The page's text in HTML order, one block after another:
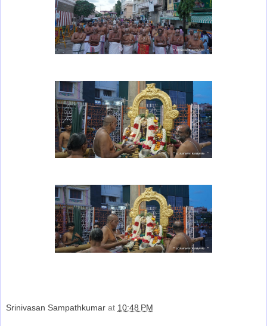
Srinivasan Sampathkumar at 10:48 PM